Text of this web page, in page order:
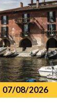
07/08/2026